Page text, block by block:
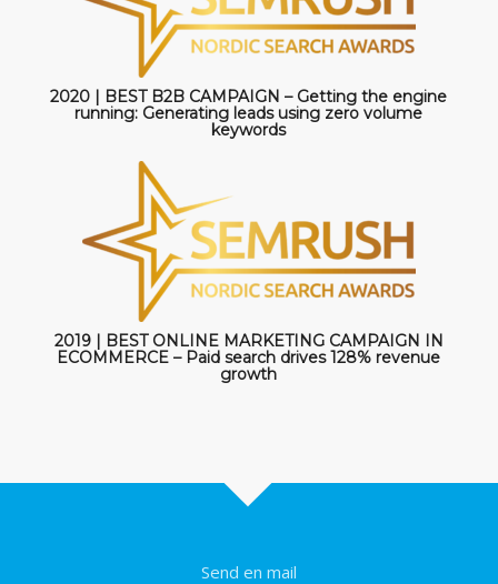
2020 | BEST B2B CAMPAIGN – Getting the engine
running: Generating leads using zero volume
keywords
2019 | BEST ONLINE MARKETING CAMPAIGN IN
ECOMMERCE – Paid search drives 128% revenue
growth
Send en mail